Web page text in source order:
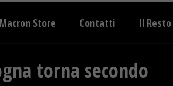
Macron Store Contatti Il
torna secondo